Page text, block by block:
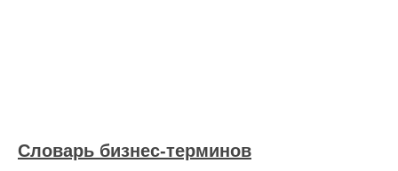
Словарь бизнес-терминов